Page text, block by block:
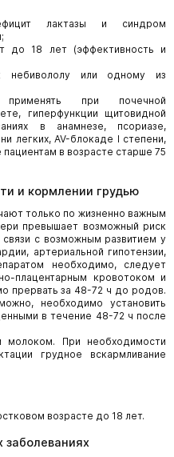
лактазы и синдром
до 18 лет (эффективность и
небивололу или одному из
при почечной
гиперфункции щитовидной
в анамнезе, псориазе,
легких, AV-блокаде I степени,
в возрасте старше 75
и кормлении грудью
только по жизненно важным
превышает возможный риск
с возможным развитием у
артериальной гипотензии,
необходимо, следует
плацентарным кровотоком и
прервать за 48-72 ч до родов.
необходимо установить
в течение 48-72 ч после
молоком. При необходимости
грудное вскармливание
возрасте до 18 лет.
заболеваниях